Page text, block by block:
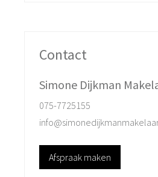
hond dan heeft u veel
station zijn op loop/fietsafstand.
volkstuintje dan kunt u aan de
tuinvereniging Jan Vroegop.
Op de begane grond is de
Contact
Simone Dijkman
075-7725155
Afspraak maken